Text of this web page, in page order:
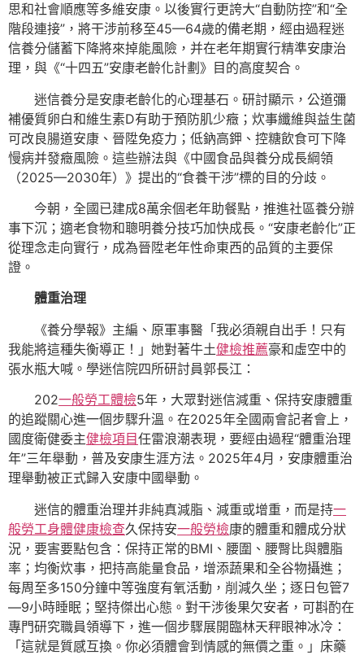
思和社會順應等多維安康。以後實行更誇大“自動防控”和“全
階段連接”，將干涉前移至45—64歲的備老期，經由過程迷
信養分儲蓄下降將來掉能風險，并在老年期實行精準安康治
理，與《“十四五”安康老齡化計劃》目的高度契合。
迷信養分是安康老齡化的心理基石。研討顯示，公道彌
補優質卵白和維生素D有助于預防肌少癥；炊事纖維與益生菌
可改良腸道安康、晉陞免疫力；低鈉高鉀、控糖飲食可下降
慢病并發癥風險。這些辦法與《中國食品與養分成長綱領
（2025—2030年）》提出的“食養干涉”標的目的分歧。
今朝，全國已建成8萬余個老年助餐點，推進社區養分辦
事下沉；適老食物和聰明養分技巧加快成長。“安康老齡化”正
從理念走向實行，成為晉陞老年性命東西的品質的主要保
證。
體重治理
《養分學報》主編、原軍事醫「我必須親自出手！只有
我能將這種失衡導正！」她對著牛土健檢推薦豪和虛空中的
張水瓶大喊。學迷信院四所研討員郭長江：
202一般勞工體檢5年，大眾對迷信減重、保持安康體重
的追蹤關心進一個步驟升溫。在2025年全國兩會記者會上，
國度衛健委主健檢項目任雷浪潮表現，要經由過程“體重治理
年”三年舉動，普及安康生涯方法。2025年4月，安康體重治
理舉動被正式歸入安康中國舉動。
迷信的體重治理并非純真減脂、減重或增重，而是持一
般勞工身體健康檢查久保持安一般勞檢康的體重和體成分狀
況，要害要點包含：保持正常的BMI、腰圍、腰臀比與體脂
率；均衡炊事，把持高能量食品，增添蔬果和全谷物攝進；
每周至多150分鐘中等強度有氧活動，削減久坐；逐日包管7
—9小時睡眠；堅持傑出心態。對干涉後果欠安者，可斟酌在
專門研究職員領導下，進一個步驟展開臨林天秤眼神冰冷：
「這就是質感互換。你必須體會到情感的無價之重。」床藥